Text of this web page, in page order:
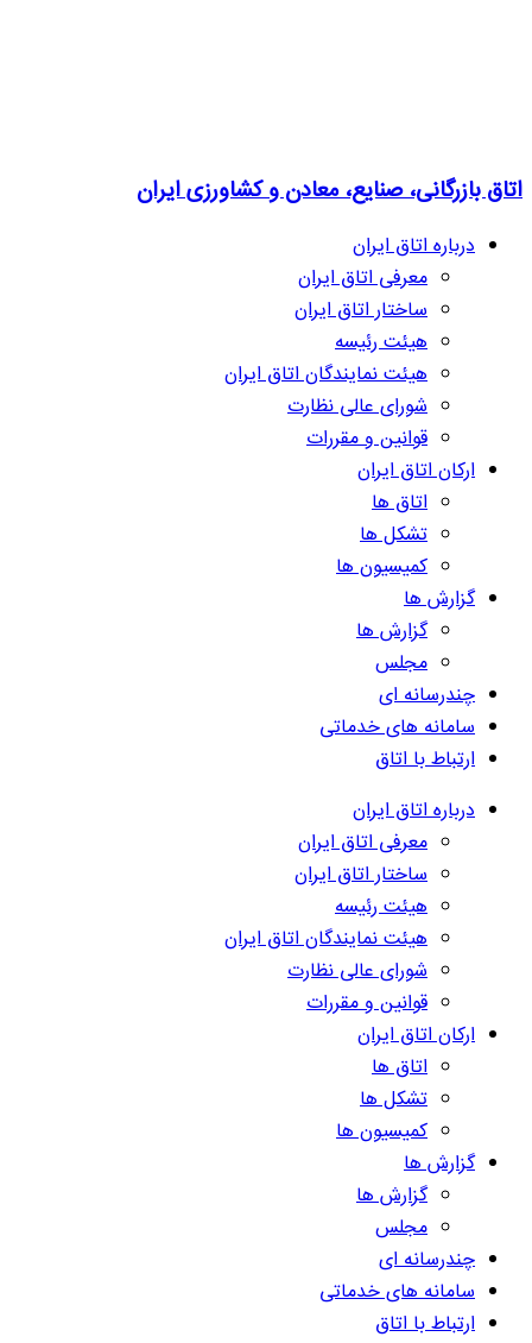
اتاق بازرگانی، صنایع، معادن و کشاورزی ایران
درباره اتاق ایران
معرفی اتاق ایران
ساختار اتاق ایران
هیئت رئیسه
هیئت نمایندگان اتاق ایران
شورای عالی نظارت
قوانین و مقررات
ارکان اتاق ایران
اتاق ها
تشکل ها
کمیسیون ها
گزارش ها
گزارش ها
مجلس
چندرسانه ای
سامانه های خدماتی
ارتباط با اتاق
درباره اتاق ایران
معرفی اتاق ایران
ساختار اتاق ایران
هیئت رئیسه
هیئت نمایندگان اتاق ایران
شورای عالی نظارت
قوانین و مقررات
ارکان اتاق ایران
اتاق ها
تشکل ها
کمیسیون ها
گزارش ها
گزارش ها
مجلس
چندرسانه ای
سامانه های خدماتی
ارتباط با اتاق